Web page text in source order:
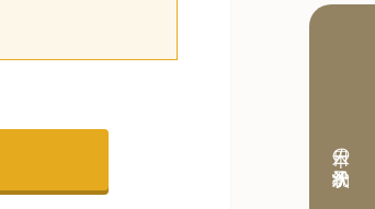
本日の予約状況